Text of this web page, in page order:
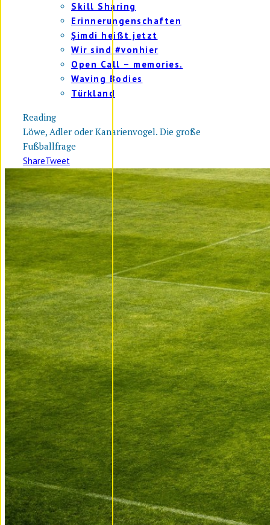
Skill Sharing
Erinnerungenschaften
Şimdi heißt jetzt
Wir sind #vonhier
Open Call – memories.
Waving Bodies
Türkland
Reading
Löwe, Adler oder Kanarienvogel. Die große
Fußballfrage
ShareTweet